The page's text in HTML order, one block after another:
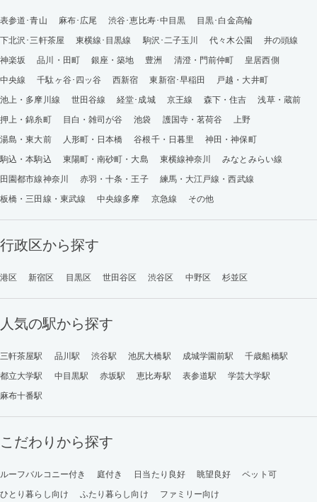
表参道･青山 麻布･広尾 渋谷･恵比寿･中目黒
目黒･白金高輪
下北沢･三軒茶屋
東横線･目黒線 駒沢･二子玉川 代々木公園
井の頭線
神楽坂
品川・田町 銀座・築地 豊洲 清澄・門前仲町
皇居西側
中央線
千駄ヶ谷･四ッ谷 西新宿 東新宿･早稲田
戸越・大井町
池上・多摩川線
世田谷線 経堂･成城 京王線 森下・住吉
浅草・蔵前
押上・錦糸町
目白・雑司が谷 池袋 護国寺・茗荷谷
上野
湯島・東大前
人形町・日本橋 谷根千・日暮里
神田・神保町
駒込・本駒込
東陽町・南砂町・大島 東横線神奈川
みなとみらい線
田園都市線神奈川
赤羽・十条・王子
練馬・大江戸線・西武線
板橋・三田線・東武線
中央線多摩 京急線 その他
行政区から探す
港区 新宿区 目黒区 世田谷区 渋谷区 中野区 杉並区
人気の駅から探す
三軒茶屋駅 品川駅 渋谷駅 池尻大橋駅 成城学園前駅
千歳船橋駅
都立大学駅
中目黒駅 赤坂駅 恵比寿駅 表参道駅
学芸大学駅
麻布十番駅
こだわりから探す
ルーフバルコニー付き 庭付き 日当たり良好 眺望良好
ペット可
ひとり暮らし向け
ふたり暮らし向け ファミリー向け